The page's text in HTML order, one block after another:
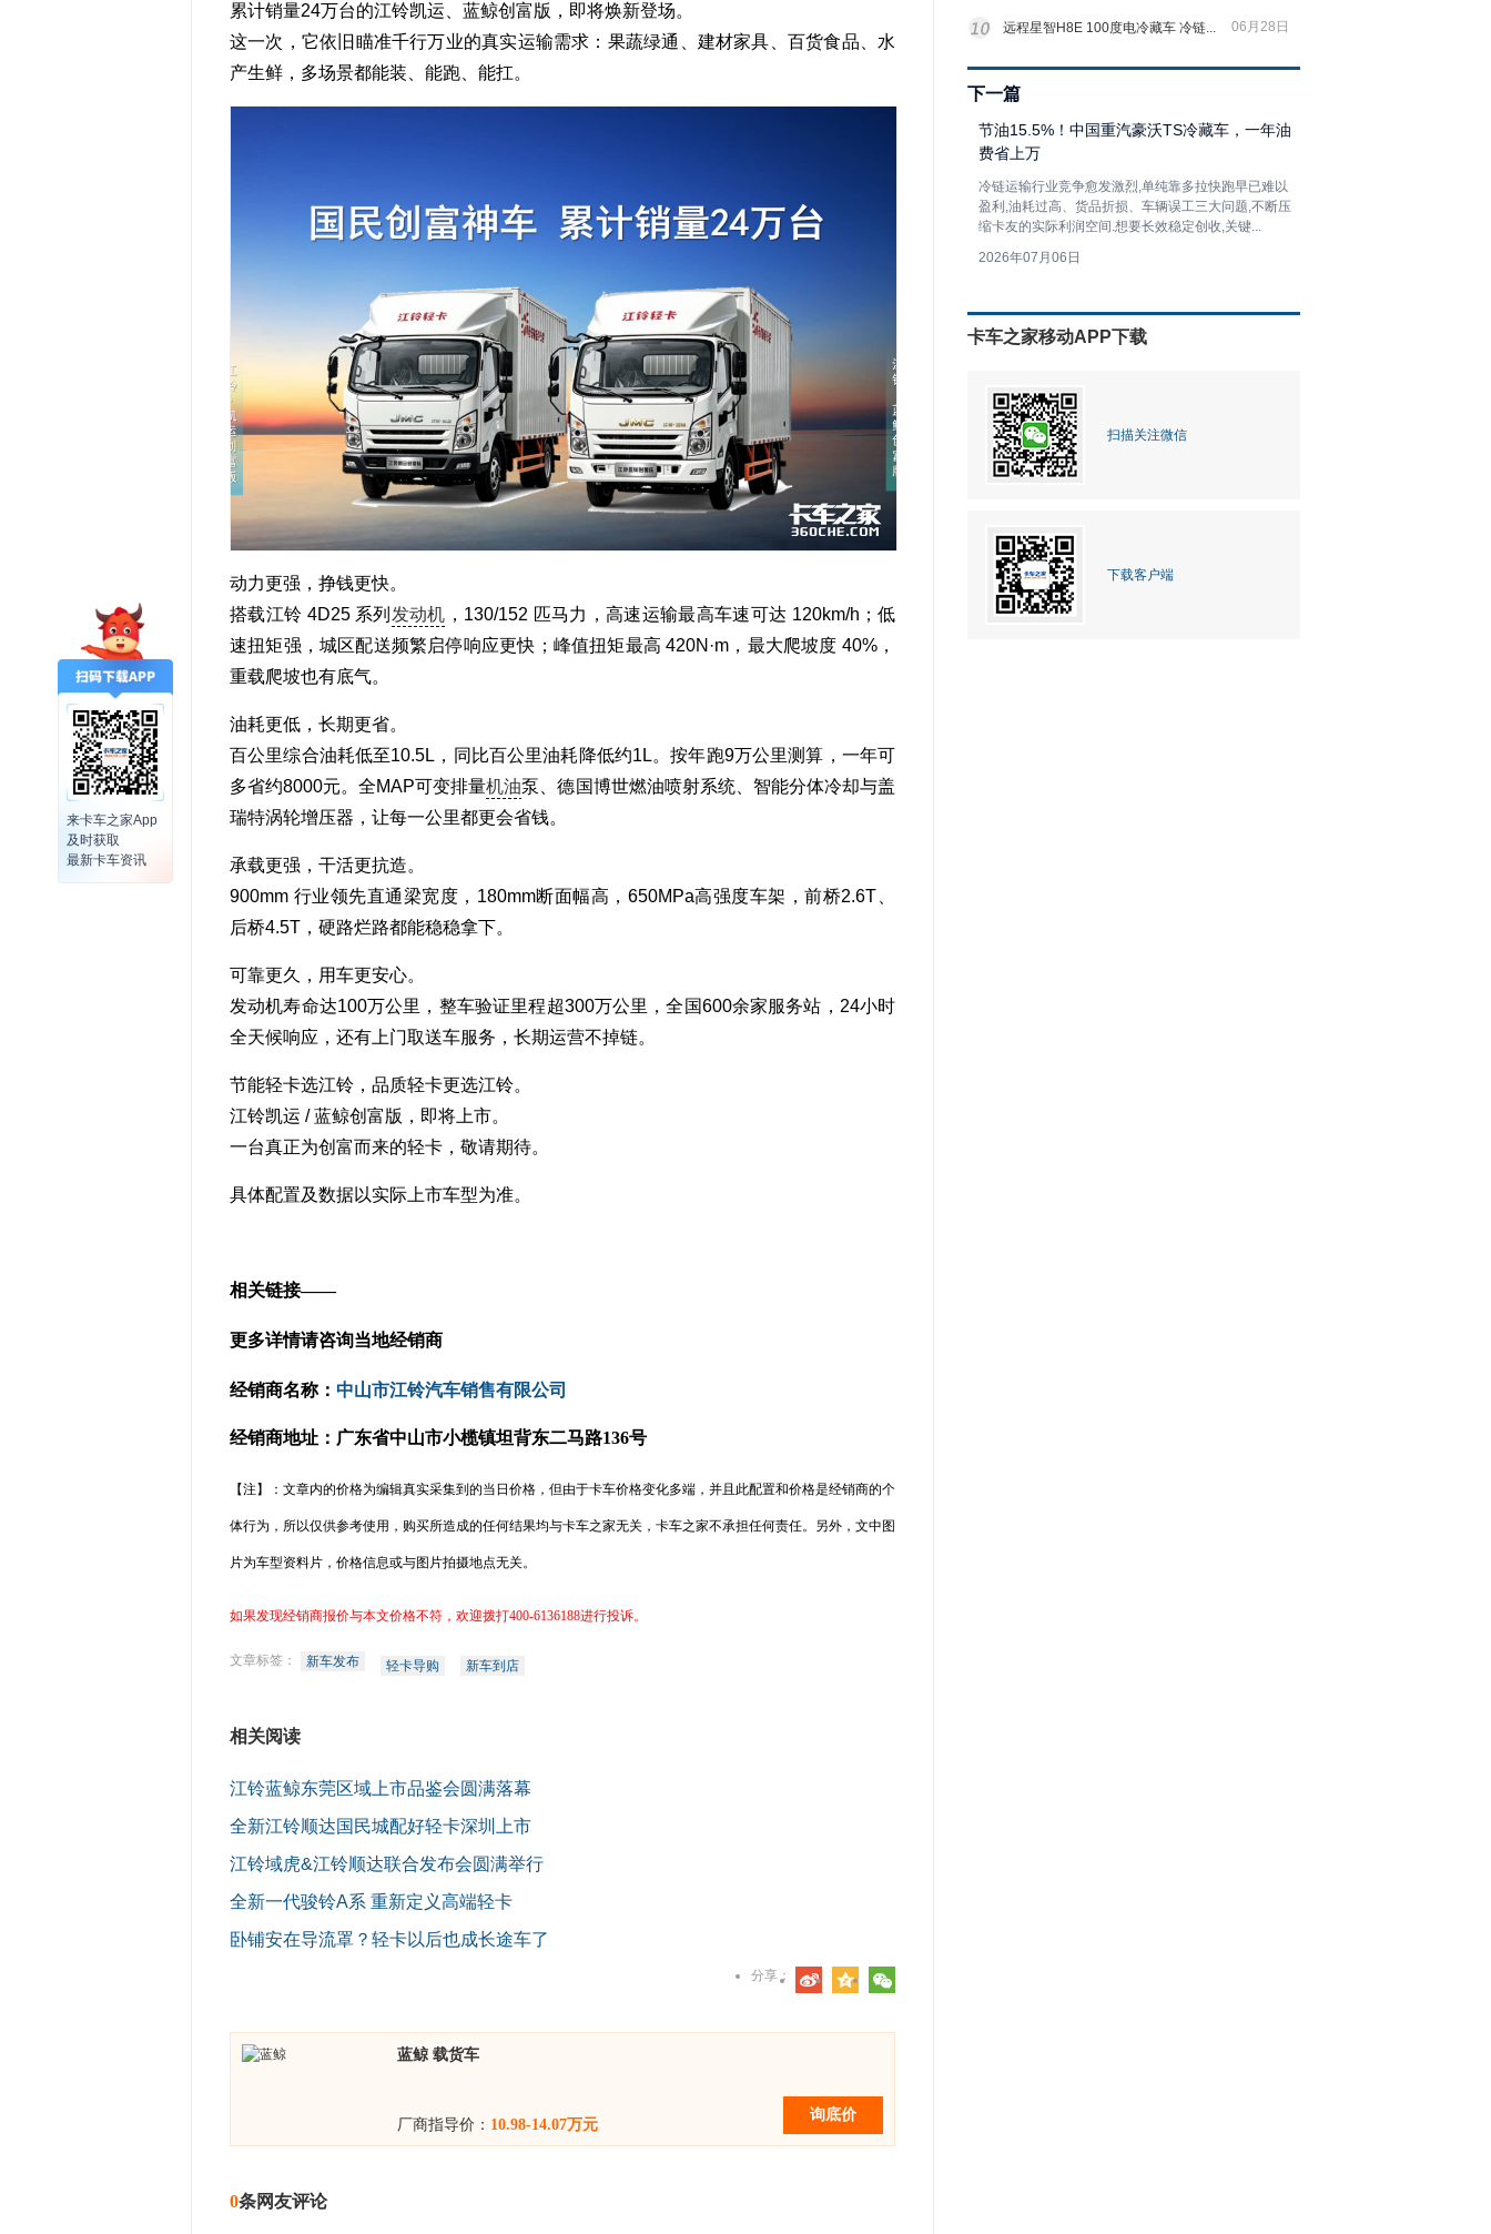
来卡车之家App
及时获取
最新卡车资讯
累计销量24万台的江铃凯运、蓝鲸创富版，即将焕新登场。
这一次，它依旧瞄准千行万业的真实运输需求：果蔬绿通、建材家具、百货食品、水
产生鲜，多场景都能装、能跑、能扛。
动力更强，挣钱更快。
搭载江铃 4D25 系列 发动机 ，130/152 匹马力，高速运输最高车速可达 120km/h；低
速扭矩强，城区配送频繁启停响应更快；峰值扭矩最高 420N·m，最大爬坡度 40%，
重载爬坡也有底气。
油耗更低，长期更省。
百公里综合油耗低至10.5L，同比百公里油耗降低约1L。按年跑9万公里测算，一年可
多省约8000元。全MAP可变排量机油泵、德国博世燃油喷射系统、智能分体冷却与盖
瑞特涡轮增压器，让每一公里都更会省钱。
承载更强，干活更抗造。
900mm 行业领先直通梁宽度，180mm断面幅高，650MPa高强度车架，前桥2.6T、
后桥4.5T，硬路烂路都能稳稳拿下。
可靠更久，用车更安心。
发动机寿命达100万公里，整车验证里程超300万公里，全国600余家服务站，24小时
全天候响应，还有上门取送车服务，长期运营不掉链。
节能轻卡选江铃，品质轻卡更选江铃。
江铃凯运 / 蓝鲸创富版，即将上市。
一台真正为创富而来的轻卡，敬请期待。
具体配置及数据以实际上市车型为准。
相关链接——
更多详情请咨询当地经销商
经销商名称： 中山市江铃汽车销售有限公司
经销商地址 ：广东省中山市小榄镇坦背东二马路136号
【注】：文章内的价格为编辑真实采集到的当日价格，但由于卡车价格变化多端，并且此配置和价格是经销商的个
体行为，所以仅供参考使用，购买所造成的任何结果均与卡车之家无关，卡车之家不承担任何责任。另外，文中图
片为车型资料片，价格信息或与图片拍摄地点无关。
如果发现经销商报价与本文价格不符，欢迎拨打400-6136188进行投诉。
文章标签： 新车发布 轻卡导购 新车到店
相关阅读
江铃蓝鲸东莞区域上市品鉴会圆满落幕
全新江铃顺达国民城配好轻卡深圳上市
江铃域虎&江铃顺达联合发布会圆满举行
全新一代骏铃A系 重新定义高端轻卡
卧铺安在导流罩？轻卡以后也成长途车了
分享：
蓝鲸 载货车
厂商指导价： 10.98-14.07万元
询底价
0条网友评论
远程星智H8E 100度电冷藏车 冷链... 06月28日
下一篇
节油15.5%！中国重汽豪沃TS冷藏车，一年油
费省上万
冷链运输行业竞争愈发激烈,单纯靠多拉快跑早已难以
盈利,油耗过高、货品折损、车辆误工三大问题,不断压
缩卡友的实际利润空间.想要长效稳定创收,关键...
2026年07月06日
卡车之家移动APP下载
扫描关注微信
下载客户端